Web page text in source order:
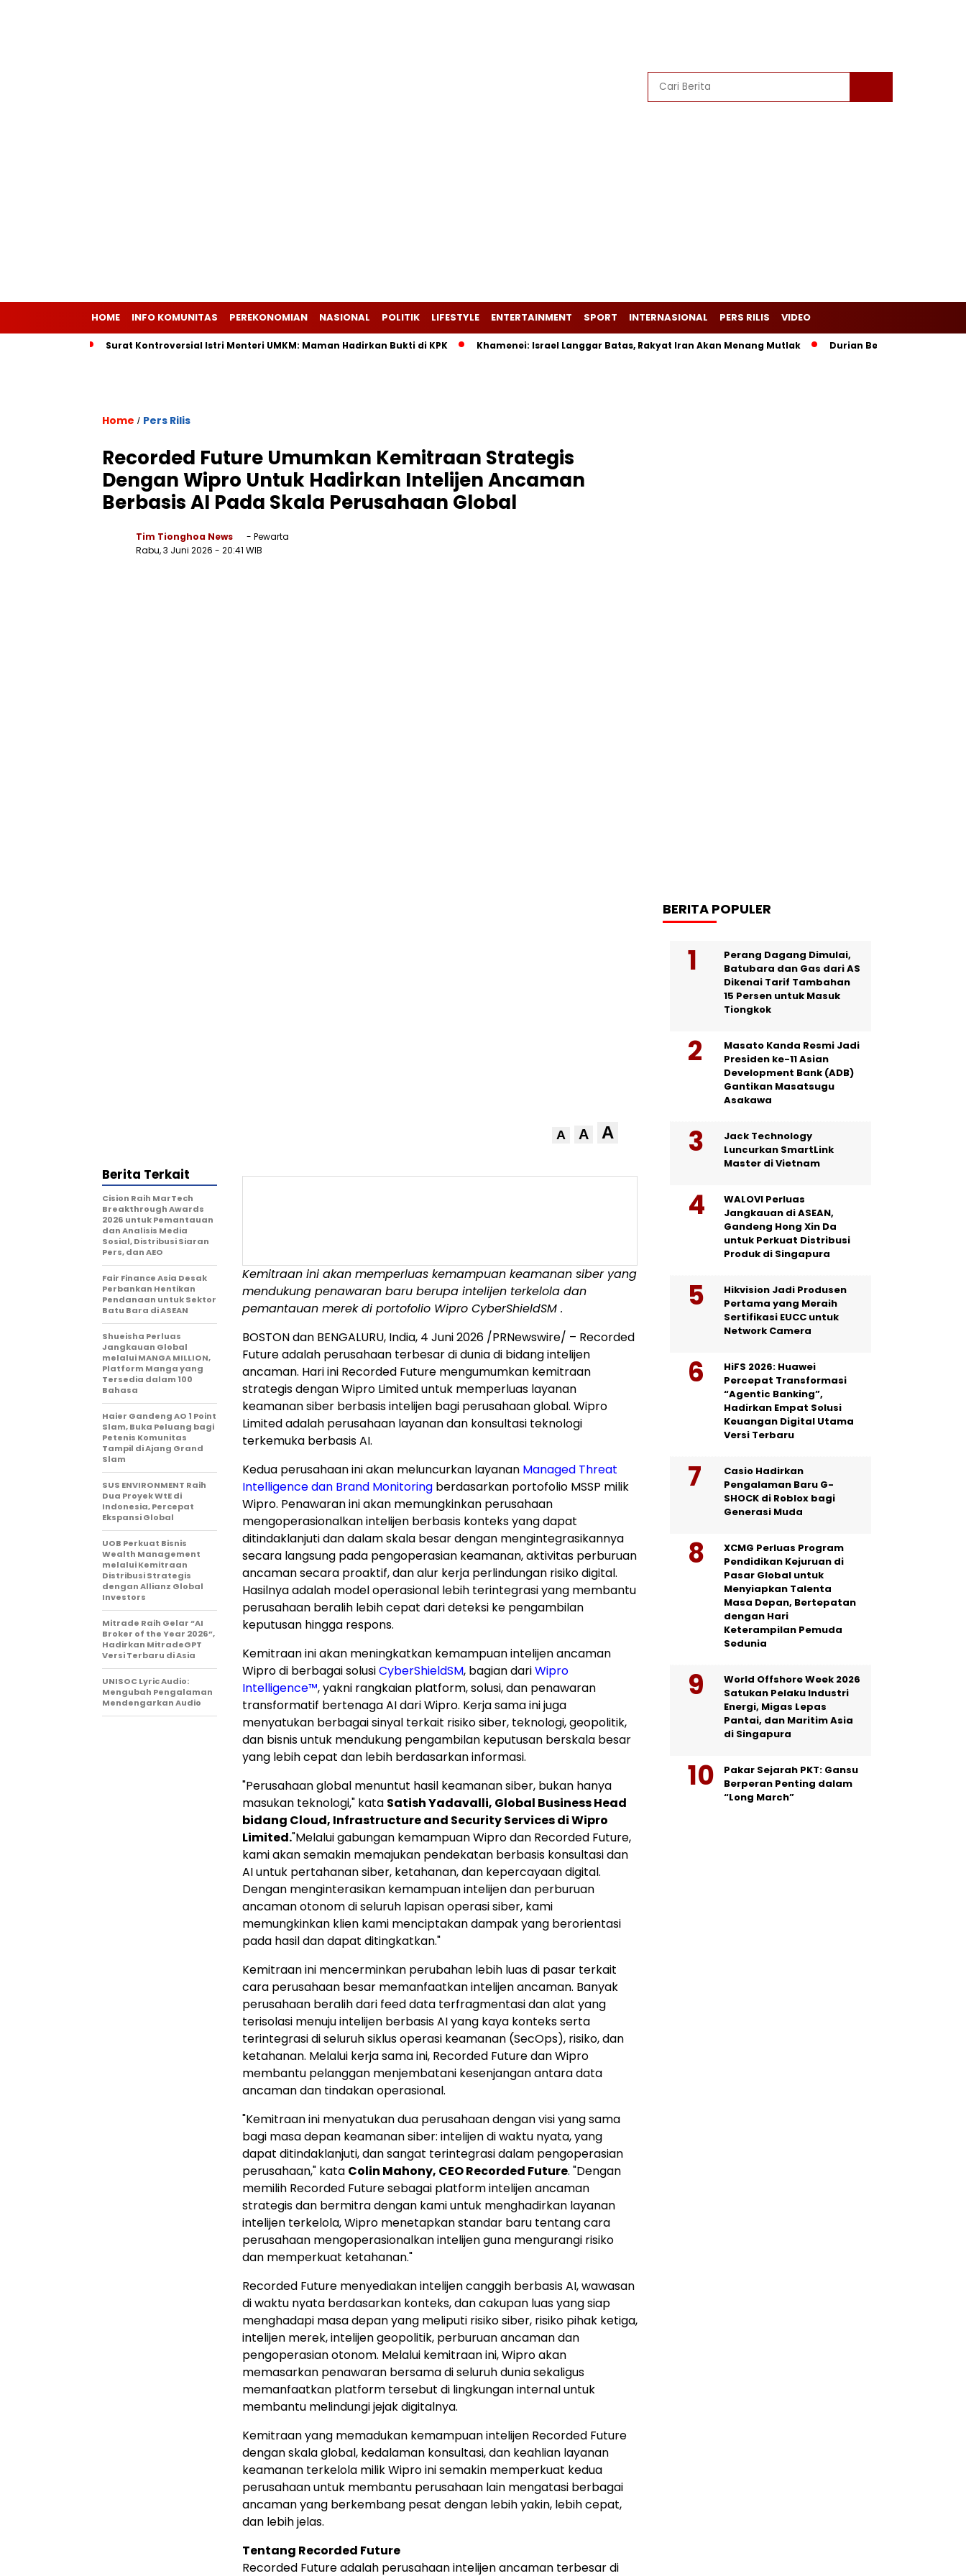
HOME INFO KOMUNITAS PEREKONOMIAN NASIONAL POLITIK LIFESTYLE ENTERTAINMENT SPORT INTERNASIONAL PERS RILIS VIDEO
Surat Kontroversial Istri Menteri UMKM: Maman Hadirkan Bukti di KPK Khamenei: Israel Langgar Batas, Rakyat Iran Akan Menang Mutlak Durian Beku Indonesia
Home / Pers Rilis
Recorded Future Umumkan Kemitraan Strategis
Dengan Wipro Untuk Hadirkan Intelijen Ancaman
Berbasis AI Pada Skala Perusahaan Global
Tim Tionghoa News
- Pewarta
Rabu, 3 Juni 2026 - 20:41 WIB
A A A
Kemitraan ini akan memperluas kemampuan keamanan siber yang
mendukung penawaran baru berupa intelijen terkelola dan
pemantauan merek di portofolio Wipro CyberShieldSM .
BOSTON dan BENGALURU, India, 4 Juni 2026 /PRNewswire/ – Recorded
Future adalah perusahaan terbesar di dunia di bidang intelijen
ancaman. Hari ini Recorded Future mengumumkan kemitraan
strategis dengan Wipro Limited untuk memperluas layanan
keamanan siber berbasis intelijen bagi perusahaan global. Wipro
Limited adalah perusahaan layanan dan konsultasi teknologi
terkemuka berbasis AI.
Kedua perusahaan ini akan meluncurkan layanan Managed Threat
Intelligence dan Brand Monitoring berdasarkan portofolio MSSP milik
Wipro. Penawaran ini akan memungkinkan perusahaan
mengoperasionalkan intelijen berbasis konteks yang dapat
ditindaklanjuti dan dalam skala besar dengan mengintegrasikannya
secara langsung pada pengoperasian keamanan, aktivitas perburuan
ancaman secara proaktif, dan alur kerja perlindungan risiko digital.
Hasilnya adalah model operasional lebih terintegrasi yang membantu
perusahaan beralih lebih cepat dari deteksi ke pengambilan
keputusan hingga respons.
Kemitraan ini akan meningkatkan kemampuan intelijen ancaman
Wipro di berbagai solusiCyberShieldSM, bagian dariWipro
Intelligence™, yakni rangkaian platform, solusi, dan penawaran
transformatif bertenaga AI dari Wipro. Kerja sama ini juga
menyatukan berbagai sinyal terkait risiko siber, teknologi, geopolitik,
dan bisnis untuk mendukung pengambilan keputusan berskala besar
yang lebih cepat dan lebih berdasarkan informasi.
"Perusahaan global menuntut hasil keamanan siber, bukan hanya
masukan teknologi," kata Satish Yadavalli, Global Business Head
bidang Cloud, Infrastructure and Security Services di Wipro
Limited."Melalui gabungan kemampuan Wipro dan Recorded Future,
kami akan semakin memajukan pendekatan berbasis konsultasi dan
AI untuk pertahanan siber, ketahanan, dan kepercayaan digital.
Dengan menginterasikan kemampuan intelijen dan perburuan
ancaman otonom di seluruh lapisan operasi siber, kami
memungkinkan klien kami menciptakan dampak yang berorientasi
pada hasil dan dapat ditingkatkan."
Kemitraan ini mencerminkan perubahan lebih luas di pasar terkait
cara perusahaan besar memanfaatkan intelijen ancaman. Banyak
perusahaan beralih dari feed data terfragmentasi dan alat yang
terisolasi menuju intelijen berbasis AI yang kaya konteks serta
terintegrasi di seluruh siklus operasi keamanan (SecOps), risiko, dan
ketahanan. Melalui kerja sama ini, Recorded Future dan Wipro
membantu pelanggan menjembatani kesenjangan antara data
ancaman dan tindakan operasional.
"Kemitraan ini menyatukan dua perusahaan dengan visi yang sama
bagi masa depan keamanan siber: intelijen di waktu nyata, yang
dapat ditindaklanjuti, dan sangat terintegrasi dalam pengoperasian
perusahaan," kata Colin Mahony, CEO Recorded Future. "Dengan
memilih Recorded Future sebagai platform intelijen ancaman
strategis dan bermitra dengan kami untuk menghadirkan layanan
intelijen terkelola, Wipro menetapkan standar baru tentang cara
perusahaan mengoperasionalkan intelijen guna mengurangi risiko
dan memperkuat ketahanan."
Recorded Future menyediakan intelijen canggih berbasis AI, wawasan
di waktu nyata berdasarkan konteks, dan cakupan luas yang siap
menghadapi masa depan yang meliputi risiko siber, risiko pihak ketiga,
intelijen merek, intelijen geopolitik, perburuan ancaman dan
pengoperasian otonom. Melalui kemitraan ini, Wipro akan
memasarkan penawaran bersama di seluruh dunia sekaligus
memanfaatkan platform tersebut di lingkungan internal untuk
membantu melindungi jejak digitalnya.
Kemitraan yang memadukan kemampuan intelijen Recorded Future
dengan skala global, kedalaman konsultasi, dan keahlian layanan
keamanan terkelola milik Wipro ini semakin memperkuat kedua
perusahaan untuk membantu perusahaan lain mengatasi berbagai
ancaman yang berkembang pesat dengan lebih yakin, lebih cepat,
dan lebih jelas.
Tentang Recorded Future
Recorded Future adalah perusahaan intelijen ancaman terbesar di
Berita Terkait
Cision Raih MarTech
Breakthrough Awards
2026 untuk Pemantauan
dan Analisis Media
Sosial, Distribusi Siaran
Pers, dan AEO
Fair Finance Asia Desak
Perbankan Hentikan
Pendanaan untuk Sektor
Batu Bara di ASEAN
Shueisha Perluas
Jangkauan Global
melalui MANGA MILLION,
Platform Manga yang
Tersedia dalam 100
Bahasa
Haier Gandeng AO 1 Point
Slam, Buka Peluang bagi
Petenis Komunitas
Tampil di Ajang Grand
Slam
SUS ENVIRONMENT Raih
Dua Proyek WtE di
Indonesia, Percepat
Ekspansi Global
UOB Perkuat Bisnis
Wealth Management
melalui Kemitraan
Distribusi Strategis
dengan Allianz Global
Investors
Mitrade Raih Gelar “AI
Broker of the Year 2026”,
Hadirkan MitradeGPT
Versi Terbaru di Asia
UNISOC Lyric Audio:
Mengubah Pengalaman
Mendengarkan Audio
BERITA POPULER
Perang Dagang Dimulai,
Batubara dan Gas dari AS
Dikenai Tarif Tambahan
15 Persen untuk Masuk
Tiongkok
Masato Kanda Resmi Jadi
Presiden ke-11 Asian
Development Bank (ADB)
Gantikan Masatsugu
Asakawa
Jack Technology
Luncurkan SmartLink
Master di Vietnam
WALOVI Perluas
Jangkauan di ASEAN,
Gandeng Hong Xin Da
untuk Perkuat Distribusi
Produk di Singapura
Hikvision Jadi Produsen
Pertama yang Meraih
Sertifikasi EUCC untuk
Network Camera
HiFS 2026: Huawei
Percepat Transformasi
“Agentic Banking”,
Hadirkan Empat Solusi
Keuangan Digital Utama
Versi Terbaru
Casio Hadirkan
Pengalaman Baru G-
SHOCK di Roblox bagi
Generasi Muda
XCMG Perluas Program
Pendidikan Kejuruan di
Pasar Global untuk
Menyiapkan Talenta
Masa Depan, Bertepatan
dengan Hari
Keterampilan Pemuda
Sedunia
World Offshore Week 2026
Satukan Pelaku Industri
Energi, Migas Lepas
Pantai, dan Maritim Asia
di Singapura
Pakar Sejarah PKT: Gansu
Berperan Penting dalam
“Long March”